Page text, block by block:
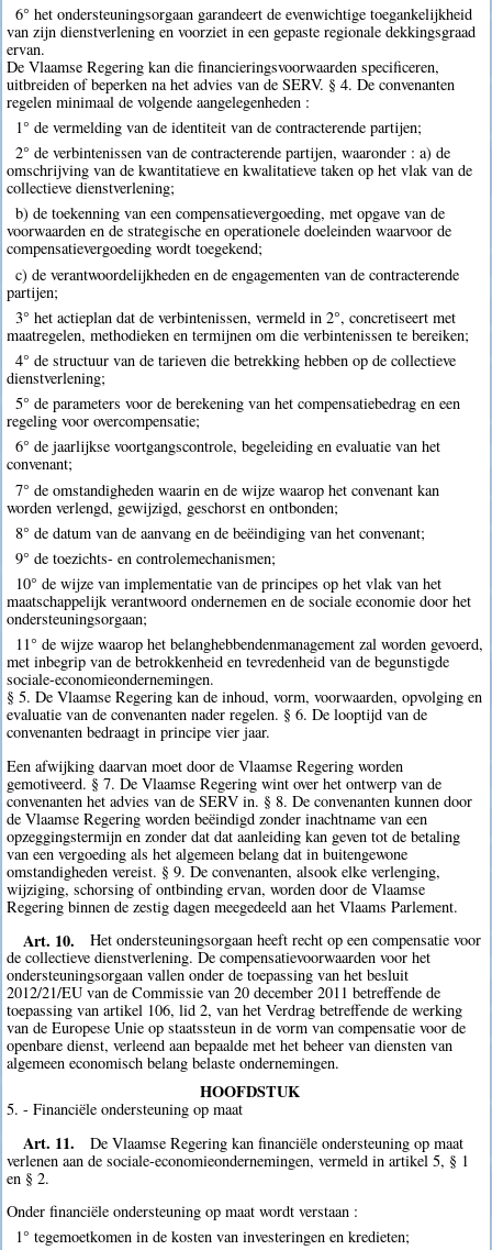
6° het ondersteuningsorgaan garandeert de evenwichtige toegankelijkheid
van zijn dienstverlening en voorziet in een gepaste regionale dekkingsgraad
ervan.
De Vlaamse Regering kan die financieringsvoorwaarden specificeren,
uitbreiden of beperken na het advies van de SERV. § 4. De convenanten
regelen minimaal de volgende aangelegenheden :
1° de vermelding van de identiteit van de contracterende partijen;
2° de verbintenissen van de contracterende partijen, waaronder : a) de
omschrijving van de kwantitatieve en kwalitatieve taken op het vlak van de
collectieve dienstverlening;
b) de toekenning van een compensatievergoeding, met opgave van de
voorwaarden en de strategische en operationele doeleinden waarvoor de
compensatievergoeding wordt toegekend;
c) de verantwoordelijkheden en de engagementen van de contracterende
partijen;
3° het actieplan dat de verbintenissen, vermeld in 2°, concretiseert met
maatregelen, methodieken en termijnen om die verbintenissen te bereiken;
4° de structuur van de tarieven die betrekking hebben op de collectieve
dienstverlening;
5° de parameters voor de berekening van het compensatiebedrag en een
regeling voor overcompensatie;
6° de jaarlijkse voortgangscontrole, begeleiding en evaluatie van het
convenant;
7° de omstandigheden waarin en de wijze waarop het convenant kan
worden verlengd, gewijzigd, geschorst en ontbonden;
8° de datum van de aanvang en de beëindiging van het convenant;
9° de toezichts- en controlemechanismen;
10° de wijze van implementatie van de principes op het vlak van het
maatschappelijk verantwoord ondernemen en de sociale economie door het
ondersteuningsorgaan;
11° de wijze waarop het belanghebbendenmanagement zal worden gevoerd,
met inbegrip van de betrokkenheid en tevredenheid van de begunstigde
sociale-economieondernemingen.
§ 5. De Vlaamse Regering kan de inhoud, vorm, voorwaarden, opvolging en
evaluatie van de convenanten nader regelen. § 6. De looptijd van de
convenanten bedraagt in principe vier jaar.
Een afwijking daarvan moet door de Vlaamse Regering worden
gemotiveerd. § 7. De Vlaamse Regering wint over het ontwerp van de
convenanten het advies van de SERV in. § 8. De convenanten kunnen door
de Vlaamse Regering worden beëindigd zonder inachtname van een
opzeggingstermijn en zonder dat dat aanleiding kan geven tot de betaling
van een vergoeding als het algemeen belang dat in buitengewone
omstandigheden vereist. § 9. De convenanten, alsook elke verlenging,
wijziging, schorsing of ontbinding ervan, worden door de Vlaamse
Regering binnen de zestig dagen meegedeeld aan het Vlaams Parlement.
Art. 10.
Het ondersteuningsorgaan heeft recht op een compensatie voor
de collectieve dienstverlening. De compensatievoorwaarden voor het
ondersteuningsorgaan vallen onder de toepassing van het besluit
2012/21/EU van de Commissie van 20 december 2011 betreffende de
toepassing van artikel 106, lid 2, van het Verdrag betreffende de werking
van de Europese Unie op staatssteun in de vorm van compensatie voor de
openbare dienst, verleend aan bepaalde met het beheer van diensten van
algemeen economisch belang belaste ondernemingen.
HOOFDSTUK
5. - Financiële ondersteuning op maat
Art. 11.
De Vlaamse Regering kan financiële ondersteuning op maat
verlenen aan de sociale-economieondernemingen, vermeld in artikel 5, § 1
en § 2.
Onder financiële ondersteuning op maat wordt verstaan :
1° tegemoetkomen in de kosten van investeringen en kredieten;